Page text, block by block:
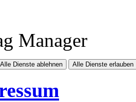
Manager
Alle Dienste ablehnen Alle Dienste erlauben